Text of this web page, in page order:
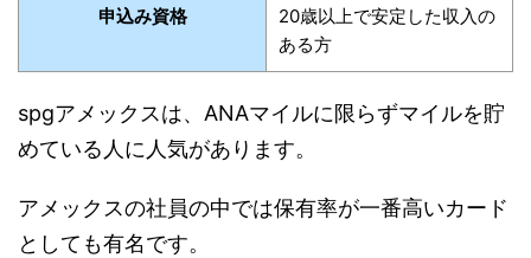
申込み資格
20歳以上で安定した収入の
ある方
spgアメックスは、ANAマイルに限らずマイルを貯
めている人に人気があります。
アメックスの社員の中では保有率が一番高いカード
としても有名です。